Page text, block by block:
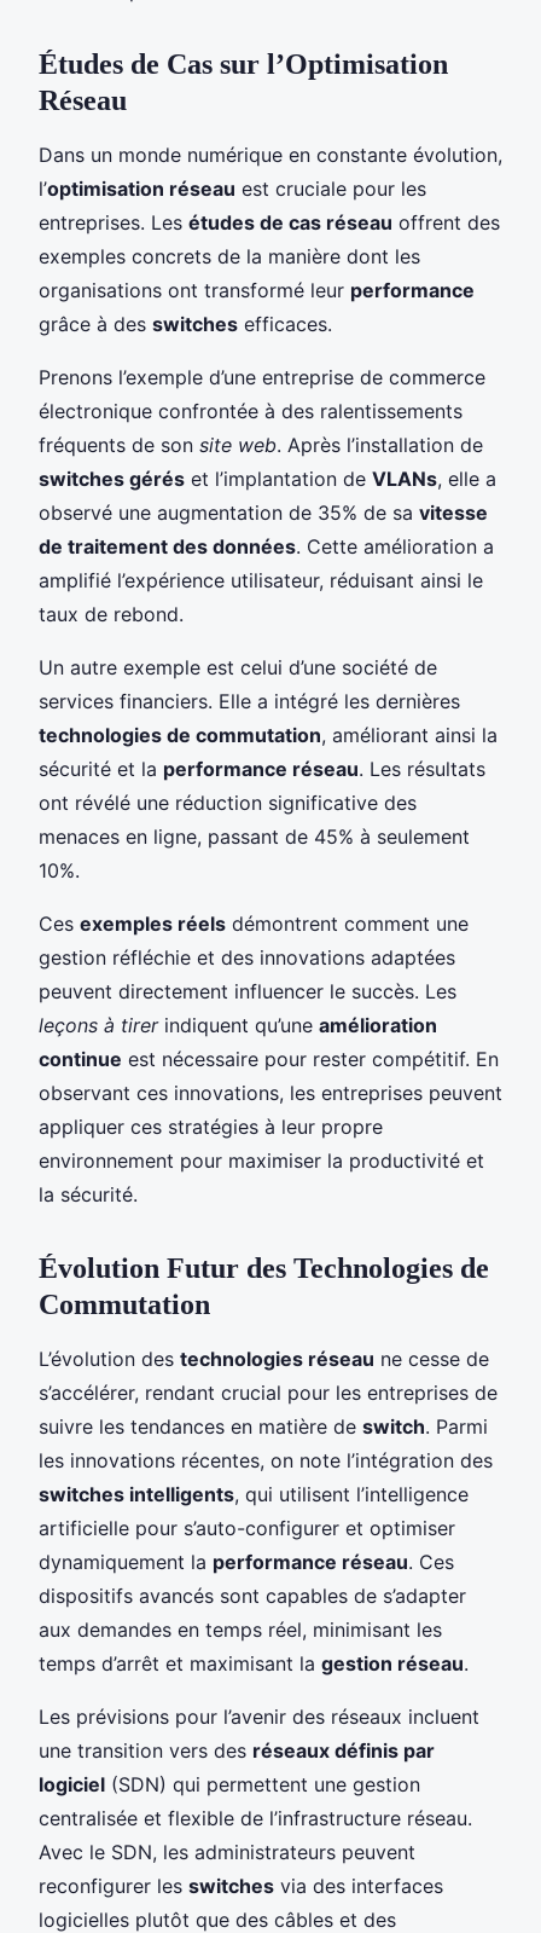
Études de Cas sur l’Optimisation
Réseau
Dans un monde numérique en constante évolution,
l’optimisation réseau est cruciale pour les
entreprises. Les études de cas réseau offrent des
exemples concrets de la manière dont les
organisations ont transformé leur performance
grâce à des switches efficaces.
Prenons l’exemple d’une entreprise de commerce
électronique confrontée à des ralentissements
fréquents de son site web. Après l’installation de
switches gérés et l’implantation de VLANs, elle a
observé une augmentation de 35% de sa vitesse
de traitement des données. Cette amélioration a
amplifié l’expérience utilisateur, réduisant ainsi le
taux de rebond.
Un autre exemple est celui d’une société de
services financiers. Elle a intégré les dernières
technologies de commutation, améliorant ainsi la
sécurité et la performance réseau. Les résultats
ont révélé une réduction significative des
menaces en ligne, passant de 45% à seulement
10%.
Ces exemples réels démontrent comment une
gestion réfléchie et des innovations adaptées
peuvent directement influencer le succès. Les
leçons à tirerindiquent qu’une amélioration
continue est nécessaire pour rester compétitif. En
observant ces innovations, les entreprises peuvent
appliquer ces stratégies à leur propre
environnement pour maximiser la productivité et
la sécurité.
Évolution Futur des Technologies de
Commutation
L’évolution des technologies réseau ne cesse de
s’accélérer, rendant crucial pour les entreprises de
suivre les tendances en matière de switch. Parmi
les innovations récentes, on note l’intégration des
switches intelligents, qui utilisent l’intelligence
artificielle pour s’auto-configurer et optimiser
dynamiquement la performance réseau. Ces
dispositifs avancés sont capables de s’adapter
aux demandes en temps réel, minimisant les
temps d’arrêt et maximisant la gestion réseau.
Les prévisions pour l’avenir des réseaux incluent
une transition vers des réseaux définis par
logiciel (SDN) qui permettent une gestion
centralisée et flexible de l’infrastructure réseau.
Avec le SDN, les administrateurs peuvent
reconfigurer les switches via des interfaces
logicielles plutôt que des câbles et des